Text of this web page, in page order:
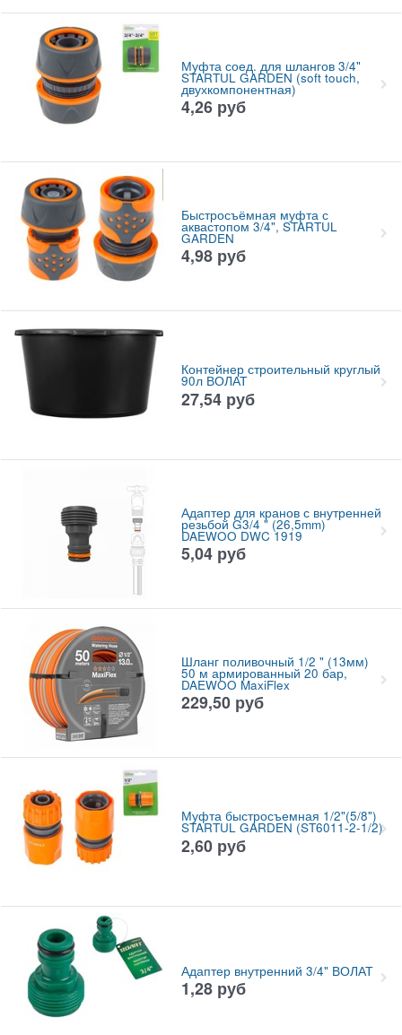
Муфта соед. для шлангов 3/4"
STARTUL GARDEN (soft touch,
двухкомпонентная)
4,26 руб
Быстросъёмная муфта с
аквастопом 3/4", STARTUL
GARDEN
4,98 руб
Контейнер строительный круглый
90л ВОЛАТ
27,54 руб
Адаптер для кранов с внутренней
резьбой G3/4 " (26,5mm)
DAEWOO DWC 1919
5,04 руб
Шланг поливочный 1/2 " (13мм)
50 м армированный 20 бар,
DAEWOO MaxiFlex
229,50 руб
Муфта быстросъемная 1/2"(5/8")
STARTUL GARDEN (ST6011-2-1/2)
2,60 руб
Адаптер внутренний 3/4" ВОЛАТ
1,28 руб